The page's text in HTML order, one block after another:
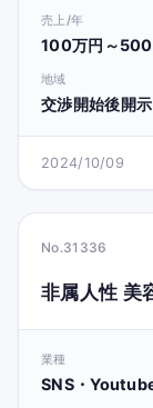
売上/年
100万円～500
地域
交渉開始後開示
2024/10/09
No.31336
非属人性 美
業種
SNS・